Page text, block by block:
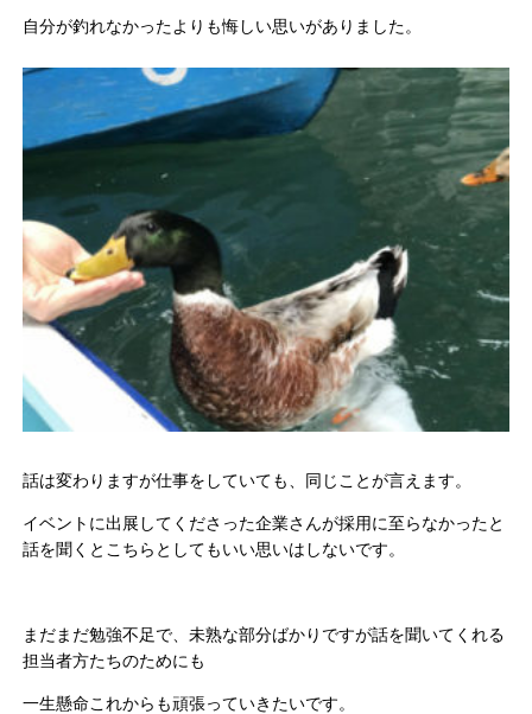
自分が釣れなかったよりも悔しい思いがありました。
話は変わりますが仕事をしていても、同じことが言えます。
イベントに出展してくださった企業さんが採用に至らなかったと
話を聞くとこちらとしてもいい思いはしないです。
まだまだ勉強不足で、未熟な部分ばかりですが話を聞いてくれる
担当者方たちのためにも
一生懸命これからも頑張っていきたいです。